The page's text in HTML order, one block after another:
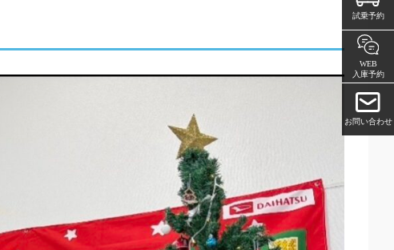
試乗予約
WEB
入庫予約
お問い合わせ